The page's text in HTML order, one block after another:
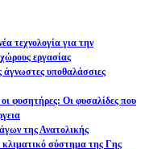
τεχνολογία για την
εργασίας
άγνωστες υποθαλάσσιες
φυσητήρες: Οι φυσαλίδες που
της Ανατολικής
κλιματικό σύστημα της Γης